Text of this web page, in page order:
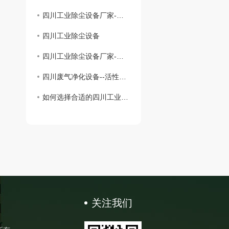
四川工业除尘设备厂家-为建设绿色工业贡献力量
四川工业除尘设备
四川工业除尘设备厂家-保障环境治理的核心力量
四川废气净化设备--活性炭吸附装置的维护注意事项
如何选择合适的四川工业除尘设备
关注我们